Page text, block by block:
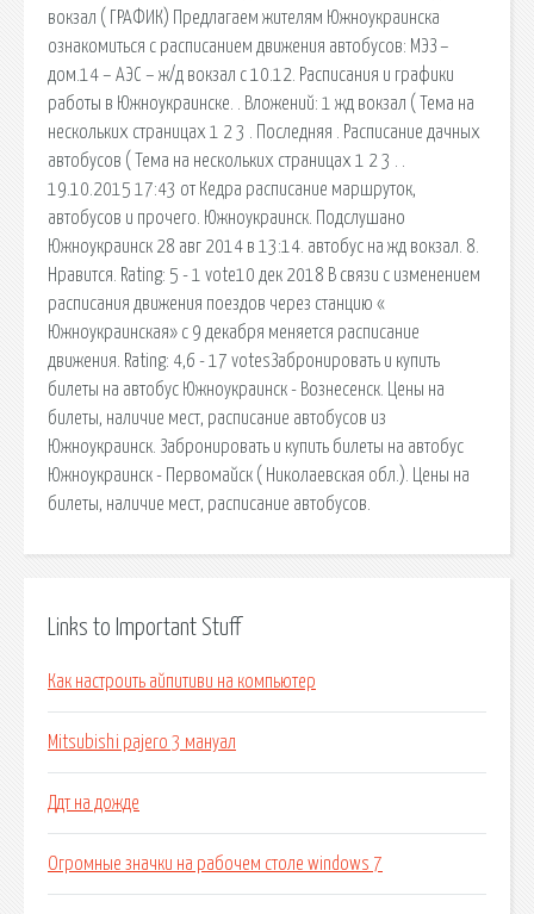
вокзал ( ГРАФИК) Предлагаем жителям Южноукраинска
ознакомиться с расписанием движения автобусов: МЭЗ –
дом.14 – АЭС – ж/д вокзал с 10.12. Расписания и графики
работы в Южноукраинске. . Вложений: 1 жд вокзал ( Тема на
нескольких страницах 1 2 3 . Последняя . Расписание дачных
автобусов ( Тема на нескольких страницах 1 2 3 . .
19.10.2015 17:43 от Кедра расписание маршруток,
автобусов и прочего. Южноукраинск. Подслушано
Южноукраинск 28 авг 2014 в 13:14. автобус на жд вокзал. 8.
Нравится. Rating: 5 - 1 vote10 дек 2018 В связи с изменением
расписания движения поездов через станцию «
Южноукраинская» с 9 декабря меняется расписание
движения. Rating: 4,6 - 17 votesЗабронировать и купить
билеты на автобус Южноукраинск - Вознесенск. Цены на
билеты, наличие мест, расписание автобусов из
Южноукраинск. Забронировать и купить билеты на автобус
Южноукраинск - Первомайск ( Николаевская обл.). Цены на
билеты, наличие мест, расписание автобусов.
Links to Important Stuff
Как настроить айпитиви на компьютер
Mitsubishi pajero 3 мануал
Ддт на дожде
Огромные значки на рабочем столе windows 7